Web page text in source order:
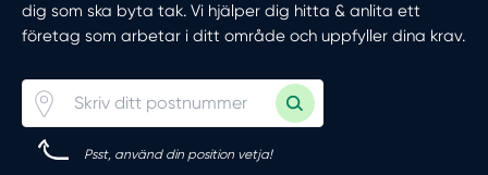
dig som ska byta tak. Vi hjälper dig hitta & anlita ett
företag som arbetar i ditt område och uppfyller dina krav.
Psst, använd din position vetja!